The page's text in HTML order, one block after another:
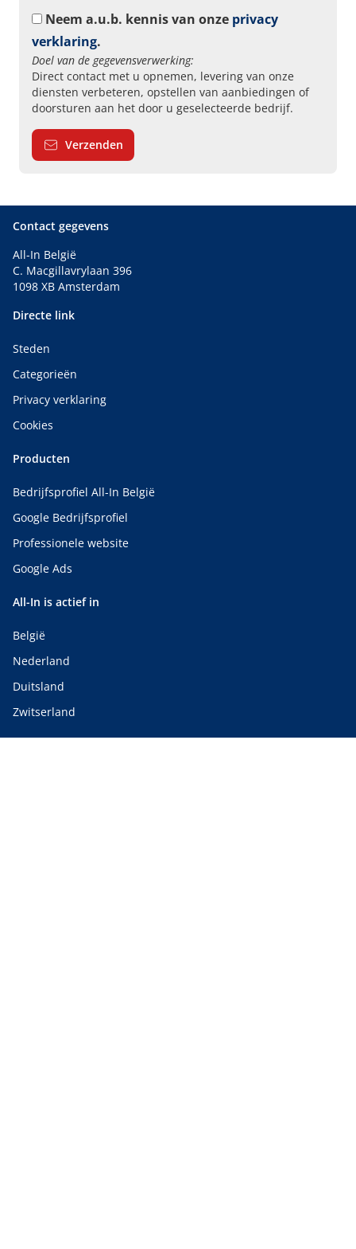
Neem a.u.b. kennis van onze privacy
verklaring.
Doel van de gegevensverwerking:
Direct contact met u opnemen, levering van onze
diensten verbeteren, opstellen van aanbiedingen of
doorsturen aan het door u geselecteerde bedrijf.
Verzenden
Contact gegevens
All-In België
C. Macgillavrylaan 396
1098 XB Amsterdam
Directe link
Steden
Categorieën
Privacy verklaring
Cookies
Producten
Bedrijfsprofiel All-In België
Google Bedrijfsprofiel
Professionele website
Google Ads
All-In is actief in
België
Nederland
Duitsland
Zwitserland